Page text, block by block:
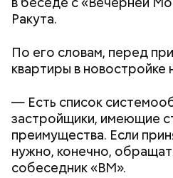
Ракута.
По его словам, перед
квартиры в
— Есть список
застройщики, имеющие
преимущества. Если
нужно, конечно,
собеседник «ВМ».
После получения
вывели из 30-
проверял на уровень